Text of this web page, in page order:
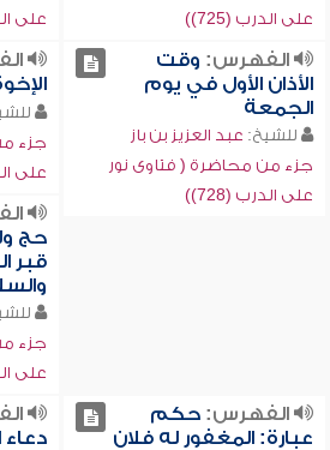
على الدرب (725))
على
الفهرس: وقت
الأذان الأول في يوم
الجمعة
للشيخ: عبد العزيز بن باز
جزء من محاضرة ( فتاوى نور
على الدرب (728))
جزء
على
حج
قبر
جزء
على
الفهرس:حكم
عبارة: المغفور له فلان
دعاء